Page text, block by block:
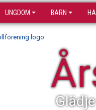
UNGDOM BARN